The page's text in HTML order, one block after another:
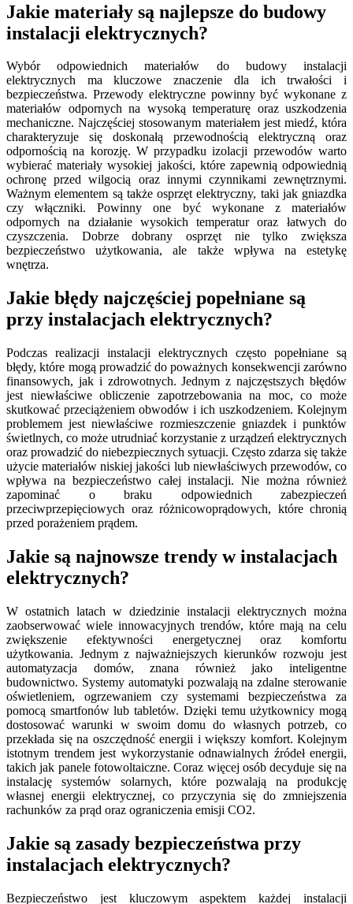
Jakie materiały są najlepsze do budowy
instalacji elektrycznych?
Wybór odpowiednich materiałów do budowy instalacji
elektrycznych ma kluczowe znaczenie dla ich trwałości i
bezpieczeństwa. Przewody elektryczne powinny być wykonane z
materiałów odpornych na wysoką temperaturę oraz uszkodzenia
mechaniczne. Najczęściej stosowanym materiałem jest miedź, która
charakteryzuje się doskonałą przewodnością elektryczną oraz
odpornością na korozję. W przypadku izolacji przewodów warto
wybierać materiały wysokiej jakości, które zapewnią odpowiednią
ochronę przed wilgocią oraz innymi czynnikami zewnętrznymi.
Ważnym elementem są także osprzęt elektryczny, taki jak gniazdka
czy włączniki. Powinny one być wykonane z materiałów
odpornych na działanie wysokich temperatur oraz łatwych do
czyszczenia. Dobrze dobrany osprzęt nie tylko zwiększa
bezpieczeństwo użytkowania, ale także wpływa na estetykę
wnętrza.
Jakie błędy najczęściej popełniane są
przy instalacjach elektrycznych?
Podczas realizacji instalacji elektrycznych często popełniane są
błędy, które mogą prowadzić do poważnych konsekwencji zarówno
finansowych, jak i zdrowotnych. Jednym z najczęstszych błędów
jest niewłaściwe obliczenie zapotrzebowania na moc, co może
skutkować przeciążeniem obwodów i ich uszkodzeniem. Kolejnym
problemem jest niewłaściwe rozmieszczenie gniazdek i punktów
świetlnych, co może utrudniać korzystanie z urządzeń elektrycznych
oraz prowadzić do niebezpiecznych sytuacji. Często zdarza się także
użycie materiałów niskiej jakości lub niewłaściwych przewodów, co
wpływa na bezpieczeństwo całej instalacji. Nie można również
zapominać o braku odpowiednich zabezpieczeń
przeciwprzepięciowych oraz różnicowoprądowych, które chronią
przed porażeniem prądem.
Jakie są najnowsze trendy w instalacjach
elektrycznych?
W ostatnich latach w dziedzinie instalacji elektrycznych można
zaobserwować wiele innowacyjnych trendów, które mają na celu
zwiększenie efektywności energetycznej oraz komfortu
użytkowania. Jednym z najważniejszych kierunków rozwoju jest
automatyzacja domów, znana również jako inteligentne
budownictwo. Systemy automatyki pozwalają na zdalne sterowanie
oświetleniem, ogrzewaniem czy systemami bezpieczeństwa za
pomocą smartfonów lub tabletów. Dzięki temu użytkownicy mogą
dostosować warunki w swoim domu do własnych potrzeb, co
przekłada się na oszczędność energii i większy komfort. Kolejnym
istotnym trendem jest wykorzystanie odnawialnych źródeł energii,
takich jak panele fotowoltaiczne. Coraz więcej osób decyduje się na
instalację systemów solarnych, które pozwalają na produkcję
własnej energii elektrycznej, co przyczynia się do zmniejszenia
rachunków za prąd oraz ograniczenia emisji CO2.
Jakie są zasady bezpieczeństwa przy
instalacjach elektrycznych?
Bezpieczeństwo jest kluczowym aspektem każdej instalacji